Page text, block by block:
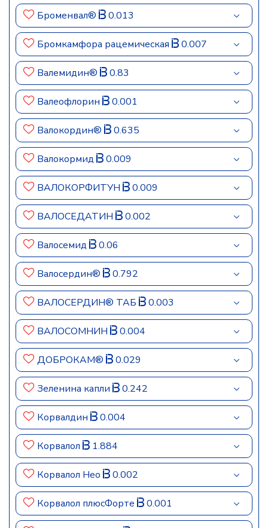
Броменвал® 0.013
Бромкамфора рацемическая 0.007
Валемидин® 0.83
Валеофлорин 0.001
Валокордин® 0.635
Валокормид 0.009
ВАЛОКОРФИТУН 0.009
ВАЛОСЕДАТИН 0.002
Валосемид 0.06
Валосердин® 0.792
ВАЛОСЕРДИН® ТАБ 0.003
ВАЛОСОМНИН 0.004
ДОБРОКАМ® 0.029
Зеленина капли 0.242
Корвалдин 0.004
Корвалол 1.884
Корвалол Нео 0.002
Корвалол плюсФорте 0.001